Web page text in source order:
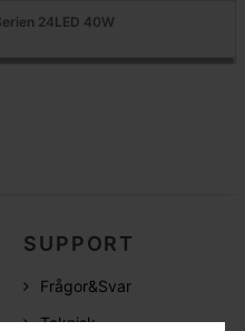
24LED 40W
SUPPORT
Frågor&Svar
Teknisk